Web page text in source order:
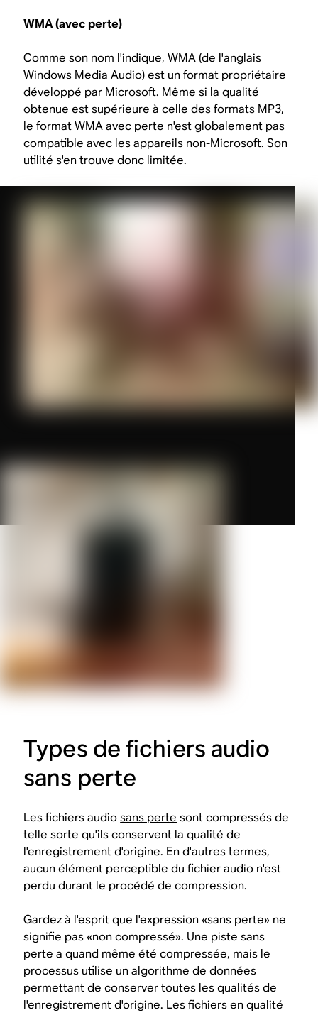
WMA (avec perte)
Comme son nom l'indique, WMA (de l'anglais
Windows Media Audio) est un format propriétaire
développé par Microsoft. Même si la qualité
obtenue est supérieure à celle des formats MP3,
le format WMA avec perte n'est globalement pas
compatible avec les appareils non-Microsoft. Son
utilité s'en trouve donc limitée.
Types de fichiers audio
sans perte
Les fichiers audiosans perte sont compressés de
telle sorte qu'ils conservent la qualité de
l'enregistrement d'origine. En d'autres termes,
aucun élément perceptible du fichier audio n'est
perdu durant le procédé de compression.
Gardez à l'esprit que l'expression «sans perte» ne
signifie pas «non compressé». Une piste sans
perte a quand même été compressée, mais le
processus utilise un algorithme de données
permettant de conserver toutes les qualités de
l'enregistrement d'origine. Les fichiers en qualité